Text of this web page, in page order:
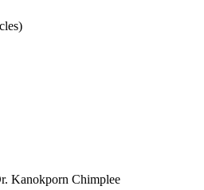
Kanokporn Chimplee